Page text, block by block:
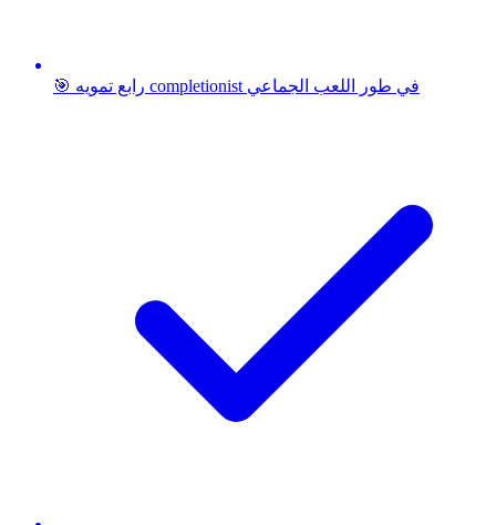
🎯 رابع تمويه completionist في طور اللعب الجماعي